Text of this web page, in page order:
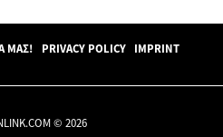
ΜΑΣ! PRIVACY POLICY IMPRINT
© 2026